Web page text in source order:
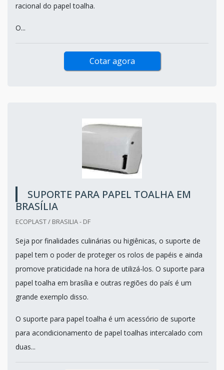
racional do papel toalha.
O...
Cotar agora
SUPORTE PARA PAPEL TOALHA EM
BRASÍLIA
ECOPLAST / BRASILIA - DF
Seja por finalidades culinárias ou higiênicas, o suporte de
papel tem o poder de proteger os rolos de papéis e ainda
promove praticidade na hora de utilizá-los. O suporte para
papel toalha em brasília e outras regiões do país é um
grande exemplo disso.
O suporte para papel toalha é um acessório de suporte
para acondicionamento de papel toalhas intercalado com
duas...